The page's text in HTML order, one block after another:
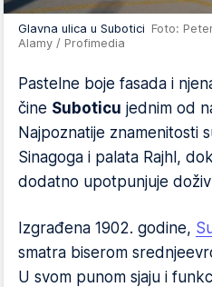
Glavna ulica u Subotici Foto:
Alamy / Profimedia
Pastelne boje fasada i
čine Suboticu jednim od
Najpoznatije znamenitosti
Sinagoga i palata Rajhl,
dodatno upotpunjuje
Izgrađena 1902. godine,
smatra biserom
U svom punom sjaju i